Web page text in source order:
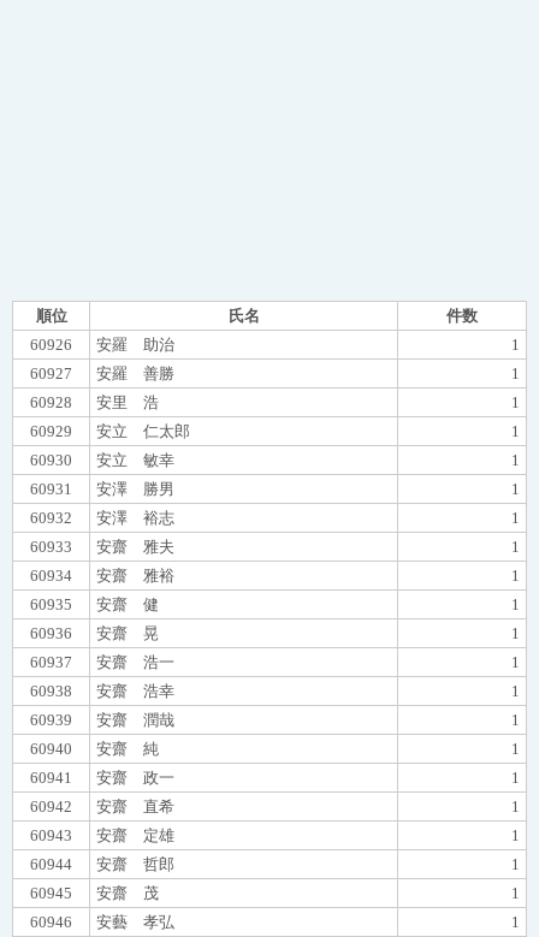
順位 氏名
件数
60926
安羅 助治
1
60927
安羅 善勝
1
60928
安里 浩
1
60929
安立 仁太郎
1
60930
安立 敏幸
1
60931
安澤 勝男
1
60932
安澤 裕志
1
60933
安齋 雅夫
1
60934
安齋 雅裕
1
60935
安齋 健
1
60936
安齋 晃
1
60937
安齋 浩一
1
60938
安齋 浩幸
1
60939
安齋 潤哉
1
60940
安齋 純
1
60941
安齋 政一
1
60942
安齋 直希
1
60943
安齋 定雄
1
60944
安齋 哲郎
1
60945
安齋 茂
1
60946
安藝 孝弘 1